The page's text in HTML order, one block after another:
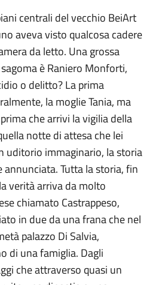
centrali del vecchio BeiArt
aveva visto qualcosa cadere
da letto. Una grossa
è Raniero Monforti,
o delitto? La prima
la moglie Tania, ma
che arrivi la vigilia della
notte di attesa che lei
uditorio immaginario, la storia
Tutta la storia, fin
verità arriva da molto
chiamato Castrappeso,
in due da una frana che nel
palazzo Di Salvia,
di una famiglia. Dagli
che attraverso quasi un